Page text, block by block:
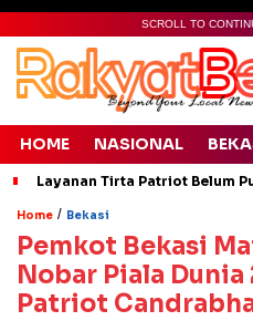
SCROLL TO
HOME NASIONAL
Layanan Tirta Patriot Belum
Home / Bekasi
Pemkot Bekasi
Nobar Piala
Patriot